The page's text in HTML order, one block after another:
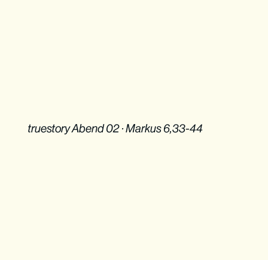
truestory Abend 02 · Markus 6,33-44